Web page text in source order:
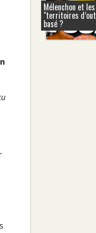
Mélenchon et
"territoires
basé ?